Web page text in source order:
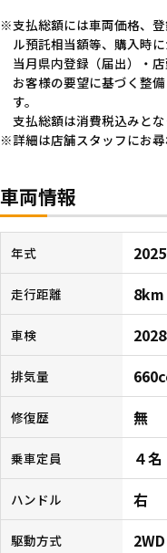
支払総額には車両価格、
ル預託相当額等、購入時
当月県内登録（届出）・店
お客様の要望に基づく整
す。
支払総額は消費税込みとな
詳細は店舗スタッフにお尋
車両情報
年式
走行距離 8km
車検
排気量
修復歴 無
乗車定員 ４名
ハンドル 右
駆動方式 2WD